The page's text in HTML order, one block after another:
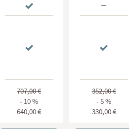
707,00 €
- 10 %
640,00 €
352,00 €
- 5 %
330,00 €